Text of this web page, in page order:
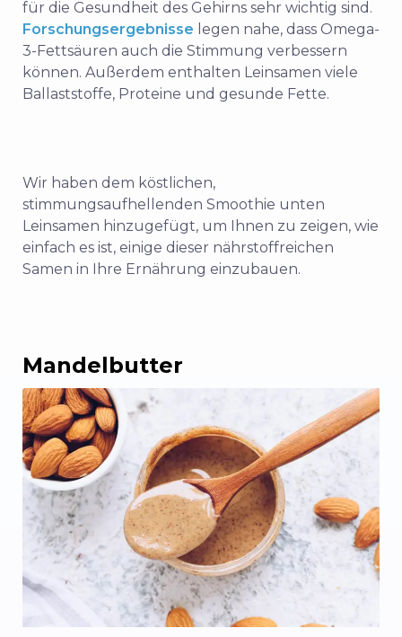
für die Gesundheit des Gehirns sehr wichtig sind.
Forschungsergebnisse legen nahe, dass Omega-
3-Fettsäuren auch die Stimmung verbessern
können. Außerdem enthalten Leinsamen viele
Ballaststoffe, Proteine und gesunde Fette.
Wir haben dem köstlichen,
stimmungsaufhellenden Smoothie unten
Leinsamen hinzugefügt, um Ihnen zu zeigen, wie
einfach es ist, einige dieser nährstoffreichen
Samen in Ihre Ernährung einzubauen.
Mandelbutter